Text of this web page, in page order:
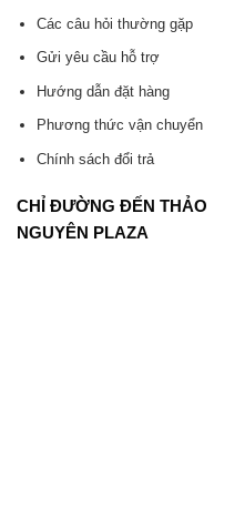
Các câu hỏi thường gặp
Gửi yêu cầu hỗ trợ
Hướng dẫn đặt hàng
Phương thức vận chuyển
Chính sách đổi trả
CHỈ ĐƯỜNG ĐẾN THẢO
NGUYÊN PLAZA